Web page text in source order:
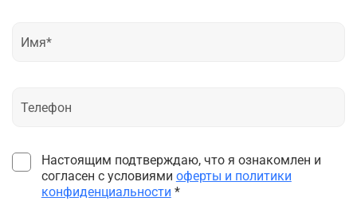
Настоящим подтверждаю, что я ознакомлен и
согласен с условиями оферты и политики
конфиденциальности *